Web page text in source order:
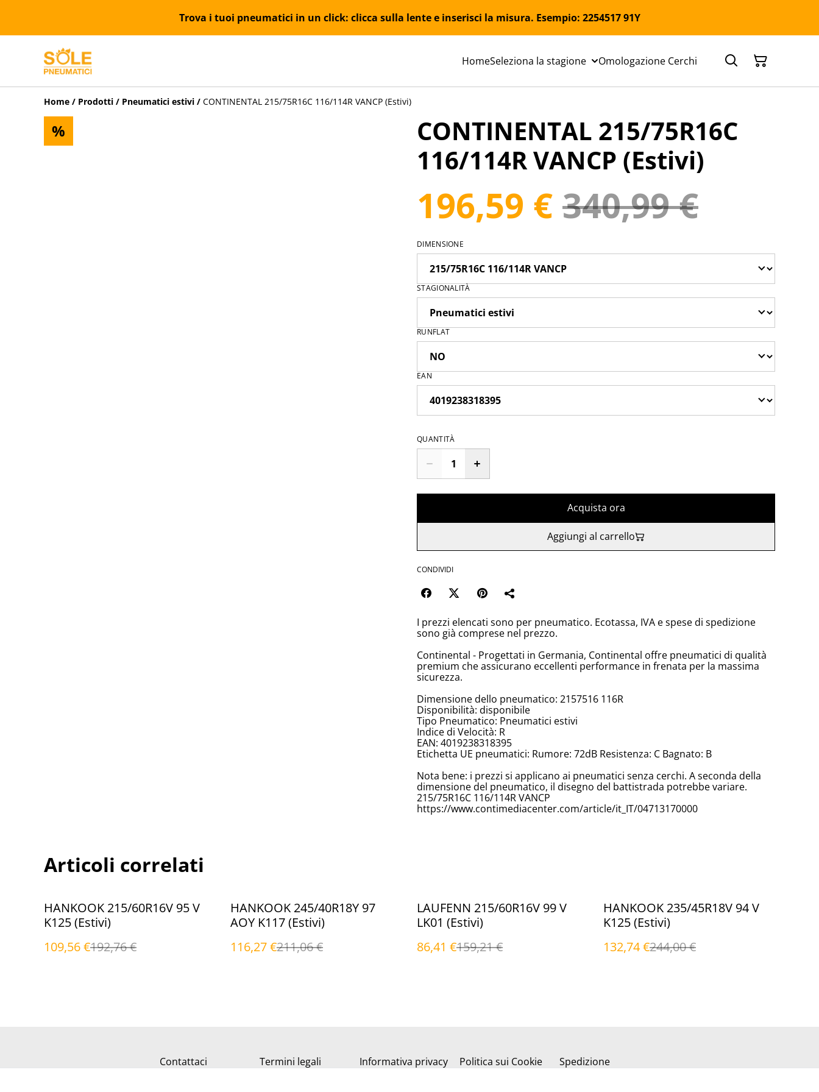
Trova i tuoi pneumatici in un click: clicca sulla lente e inserisci la misura. Esempio: 2254517 91Y
HomeSeleziona la stagione Omologazione Cerchi
Home / Prodotti / Pneumatici estivi / CONTINENTAL 215/75R16C 116/114R VANCP (Estivi)
%
CONTINENTAL 215/75R16C
116/114R VANCP (Estivi)
196,59 € 340,99 €
DIMENSIONE
STAGIONALITÀ
RUNFLAT
EAN
QUANTITÀ
Acquista ora
Aggiungi al carrello
CONDIVIDI
I prezzi elencati sono per pneumatico. Ecotassa, IVA e spese di spedizione
sono già comprese nel prezzo.
Continental - Progettati in Germania, Continental offre pneumatici di qualità
premium che assicurano eccellenti performance in frenata per la massima
sicurezza.
Dimensione dello pneumatico: 2157516 116R
Disponibilità: disponibile
Tipo Pneumatico: Pneumatici estivi
Indice di Velocità: R
EAN: 4019238318395
Etichetta UE pneumatici: Rumore: 72dB Resistenza: C Bagnato: B
Nota bene: i prezzi si applicano ai pneumatici senza cerchi. A seconda della
dimensione del pneumatico, il disegno del battistrada potrebbe variare.
215/75R16C 116/114R VANCP
https://www.contimediacenter.com/article/it_IT/04713170000
Articoli correlati
%
HANKOOK 215/60R16V 95 V
K125 (Estivi)
109,56 €192,76 €
%
HANKOOK 245/40R18Y 97
AOY K117 (Estivi)
116,27 €211,06 €
%
LAUFENN 215/60R16V 99 V
LK01 (Estivi)
86,41 €159,21 €
%
HANKOOK 235/45R18V 94 V
K125 (Estivi)
132,74 €244,00 €
Contattaci Termini legali Informativa privacy Politica sui Cookie Spedizione